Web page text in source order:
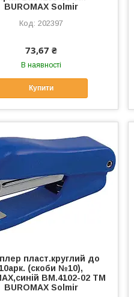
BUROMAX Solmir
202397
73,67 ₴
В наявності
Купити
пласт.круглий до
10арк. (скоби №10),
BM.4102-02 ТМ
BUROMAX Solmir